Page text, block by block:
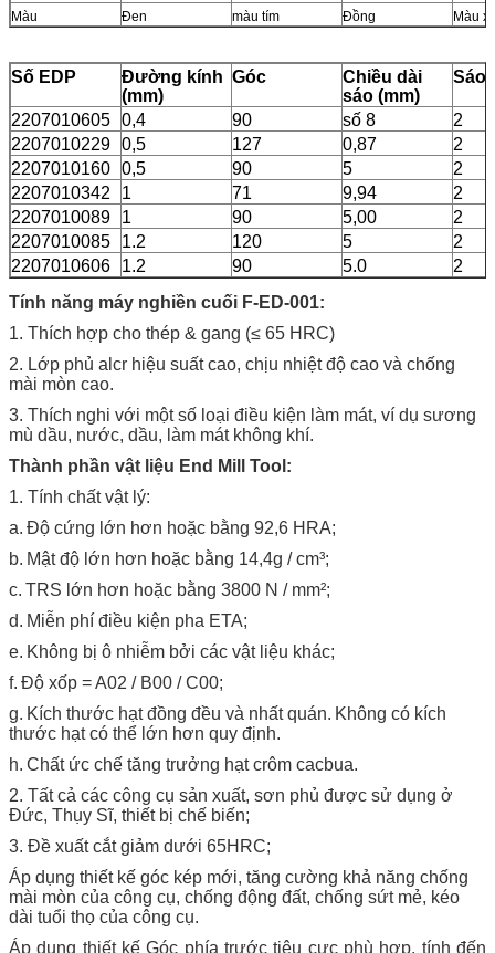
Màu
Đen màu tím Đồng Màu
Số EDP
Đường kính
(mm)
Góc
Chiều dài
sáo (mm)
Sáo
2207010605 0,4 90 số 8
2
2207010229 0,5 127 0,87
2
2207010160 0,5 90 5
2
2207010342
1 71 9,94
2
2207010089
1 90 5,00
2
2207010085
1.2 120 5
2
2207010606
1.2 90 5.0
2
Tính năng máy nghiền cuối F-ED-001:
1. Thích hợp cho thép & gang (≤ 65 HRC)
2. Lớp phủ alcr hiệu suất cao, chịu nhiệt độ cao và chống
mài mòn cao.
3. Thích nghi với một số loại điều kiện làm mát, ví dụ sương
mù dầu, nước, dầu, làm mát không khí.
Thành phần vật liệu End Mill Tool:
1. Tính chất vật lý:
a. Độ cứng lớn hơn hoặc bằng 92,6 HRA;
b. Mật độ lớn hơn hoặc bằng 14,4g / cm³;
c. TRS lớn hơn hoặc bằng 3800 N / mm²;
d. Miễn phí điều kiện pha ETA;
e. Không bị ô nhiễm bởi các vật liệu khác;
f. Độ xốp = A02 / B00 / C00;
g. Kích thước hạt đồng đều và nhất quán. Không có kích
thước hạt có thể lớn hơn quy định.
h. Chất ức chế tăng trưởng hạt crôm cacbua.
2. Tất cả các công cụ sản xuất, sơn phủ được sử dụng ở
Đức, Thụy Sĩ, thiết bị chế biến;
3. Đề xuất cắt giảm dưới 65HRC;
Áp dụng thiết kế góc kép mới, tăng cường khả năng chống
mài mòn của công cụ, chống động đất, chống sứt mẻ, kéo
dài tuổi thọ của công cụ.
Áp dụng thiết kế Góc phía trước tiêu cực phù hợp, tính đến